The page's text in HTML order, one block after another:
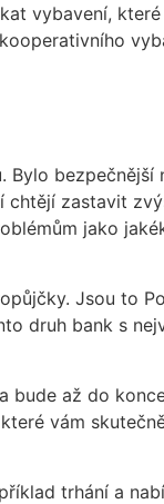
vybavení,
zastavit
jako
Jsou to
druh bank s
až do
vám
trhání a